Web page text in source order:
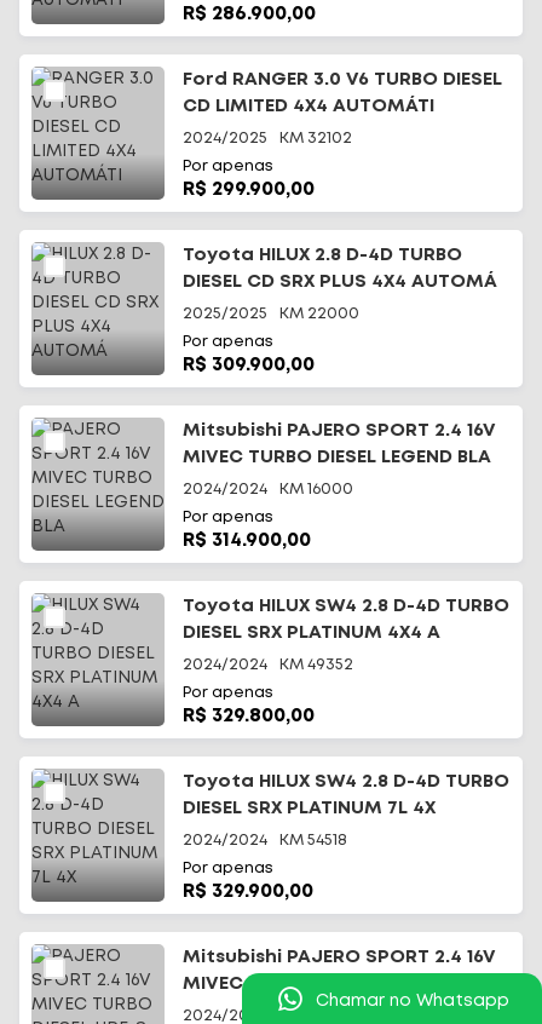
R$ 286.900,00
Ford RANGER 3.0 V6 TURBO DIESEL
CD LIMITED 4X4 AUTOMÁTI
2024/2025 KM 32102
Por apenas
R$ 299.900,00
Toyota HILUX 2.8 D-4D TURBO
DIESEL CD SRX PLUS 4X4 AUTOMÁ
2025/2025 KM 22000
Por apenas
R$ 309.900,00
Mitsubishi PAJERO SPORT 2.4 16V
MIVEC TURBO DIESEL LEGEND BLA
2024/2024 KM 16000
Por apenas
R$ 314.900,00
Toyota HILUX SW4 2.8 D-4D TURBO
DIESEL SRX PLATINUM 4X4 A
2024/2024 KM 49352
Por apenas
R$ 329.800,00
Toyota HILUX SW4 2.8 D-4D TURBO
DIESEL SRX PLATINUM 7L 4X
2024/2024 KM 54518
Por apenas
R$ 329.900,00
Mitsubishi PAJERO SPORT 2.4 16V
MIVEC TURBO DIESEL HPE-S AWD
2024/2025
Chamar no Whatsapp